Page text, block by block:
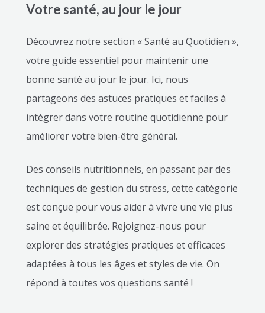
Votre santé, au jour le jour
Découvrez notre section « Santé au Quotidien »,
votre guide essentiel pour maintenir une
bonne santé au jour le jour. Ici, nous
partageons des astuces pratiques et faciles à
intégrer dans votre routine quotidienne pour
améliorer votre bien-être général.
Des conseils nutritionnels, en passant par des
techniques de gestion du stress, cette catégorie
est conçue pour vous aider à vivre une vie plus
saine et équilibrée. Rejoignez-nous pour
explorer des stratégies pratiques et efficaces
adaptées à tous les âges et styles de vie. On
répond à toutes vos questions santé !